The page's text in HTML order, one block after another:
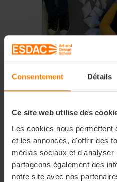
Consentement Détails
Ce site web utilise des
Les cookies nous permettent
et les annonces, d'offrir des
médias sociaux et d'analyser
partageons également des
notre site avec nos